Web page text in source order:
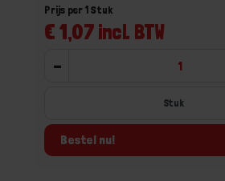
€ 1,07 incl. BTW
Prijs per 1 Stuk
-
Bestel nu!